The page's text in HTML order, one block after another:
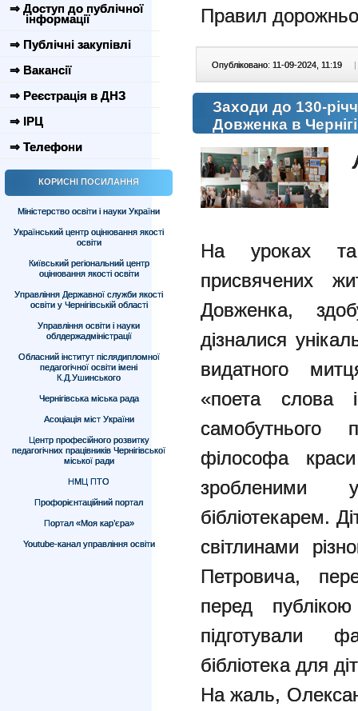
⇒ Доступ до публічної
інформації
⇒ Публічні закупівлі
⇒ Вакансії
⇒ Реєстрація в ДНЗ
⇒ ІРЦ
⇒ Телефони
КОРИСНІ ПОСИЛАННЯ
Міністерство освіти і науки України
Український центр оцінювання якості
освіти
Київський регіональний центр
оцінювання якості освіти
Управління Державної служби якості
освіти у Чернігівській області
Управління освіти і науки
облдержадміністрації
Обласний інститут післядипломної
педагогічної освіти імені
К.Д.Ушинського
Чернігівська міська рада
Асоціація міст України
Центр професійного розвитку
педагогічних працівників Чернігівської
міської ради
НМЦ ПТО
Профорієнтаційний портал
Портал «Моя кар’єра»
Youtube-канал управління освіти
Правил
Опубліковано: 11-09-2024, 11:19 |
Заходи до 130-
Довженка в
На уроках та
присвячених
Довженка,
дізналися
видатного
«поета слова
самобутнього
філософа
зробленими
бібліотекарем.
світлинами
Петровича,
перед публікою
підготували
бібліотека для
На жаль,